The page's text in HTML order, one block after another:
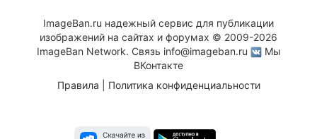
ImageBan.ru надежный сервис для публикации
изображений на сайтах и форумах © 2009-2026
ImageBan Network. Связь info@imageban.ru
Мы
ВКонтакте
Правила
Политика конфиденциальности